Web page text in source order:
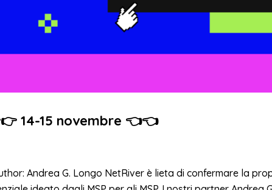
14-15 novembre 👈👈
Andrea G. Longo NetRiver è lieta di confermare la